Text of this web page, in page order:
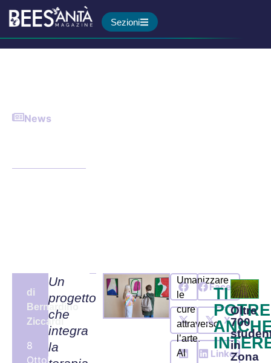
Sezioni
News
di
Bernardino
Ziccardi
8
Ottobre,
Un
progetto
che
integra
la
Umanizzare
le
cure
attraverso
l’arte.
Al
Facebook
X
LinkedIn
TI
Oltre
700
in
Zona